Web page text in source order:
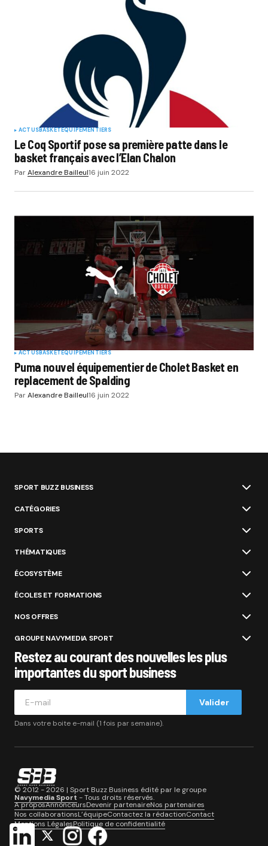
ACTUSBASKETEQUIPEMENTIERS
Le Coq Sportif pose sa première patte dans le
basket français avec l’Elan Chalon
ParAlexandre Bailleul16 juin 2022
ACTUSBASKET EQUIPEMENTIERS
Puma nouvel équipementier de Cholet Basket en
replacement de Spalding
ParAlexandre Bailleul16 juin 2022
SPORT BUZZ BUSINESS
CATÉGORIES
SPORTS
THÉMATIQUES
ÉCOSYSTÈME
ÉCOLES ET FORMATIONS
NOS OFFRES
GROUPE NAVYMEDIA SPORT
Restez au courant des nouvelles les plus
importantes du sport business
Valider
Dans votre boite e-mail (1 fois par semaine).
© 2012 - 2026 | Sport Buzz Business édité par le groupe
Navymedia Sport - Tous droits réservés.
A proposAnnonceursDevenir partenaireNos partenaires
Nos collaborationsL’équipeContactez la rédactionContact
Mentions LégalesPolitique de confidentialité